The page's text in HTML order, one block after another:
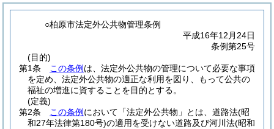
○柏原市法定外公共物管理条例
平成16年12月24日
条例第25号
(目的)
第1条
この条例 は、法定外公共物の管理について必要な事項
を定め、法定外公共物の適正な利用を図り、もって公共の
福祉の増進に資することを目的とする。
(定義)
第2条
この条例 において「法定外公共物」とは、道路法(昭
和27年法律第180号)の適用を受けない道路及び河川法(昭和